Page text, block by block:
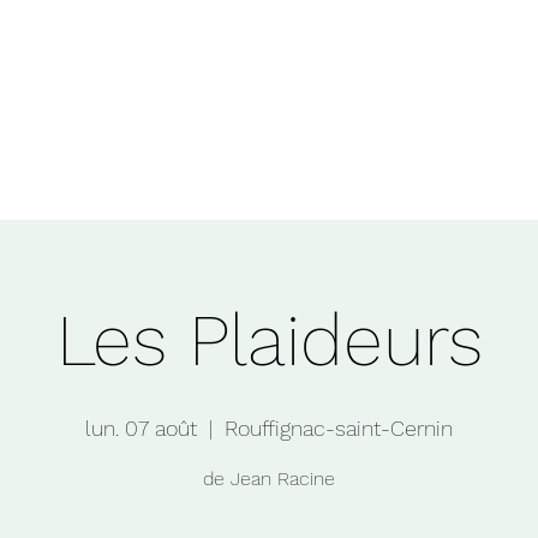
Les Plaideurs
lun. 07 août
  |
Rouffignac-saint-Cernin
de Jean Racine